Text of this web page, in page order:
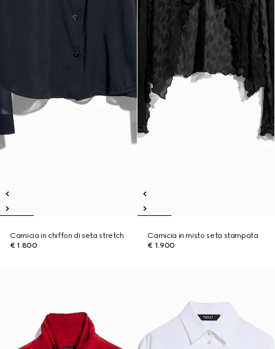
Camicia in chiffon di seta stretch
€ 1.800
Camicia in misto seta stampata
€ 1.900